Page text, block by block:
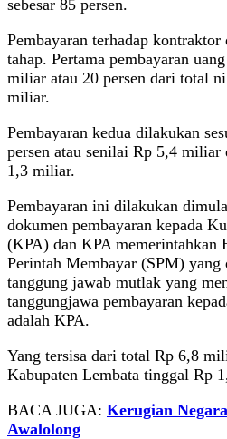
sebesar 85 persen.
Pembayaran terhadap
tahap. Pertama pembayaran
miliar atau 20 persen dari total
miliar.
Pembayaran kedua dilakukan
persen atau senilai Rp 5,4
1,3 miliar.
Pembayaran ini dilakukan
dokumen pembayaran kepada
(KPA) dan KPA memerintahkan
Perintah Membayar (SPM)
tanggung jawab mutlak yang
tanggungjawa pembayaran
adalah KPA.
Yang tersisa dari total Rp 6,8
Kabupaten Lembata tinggal Rp
BACA JUGA: Kerugian
Awalolong